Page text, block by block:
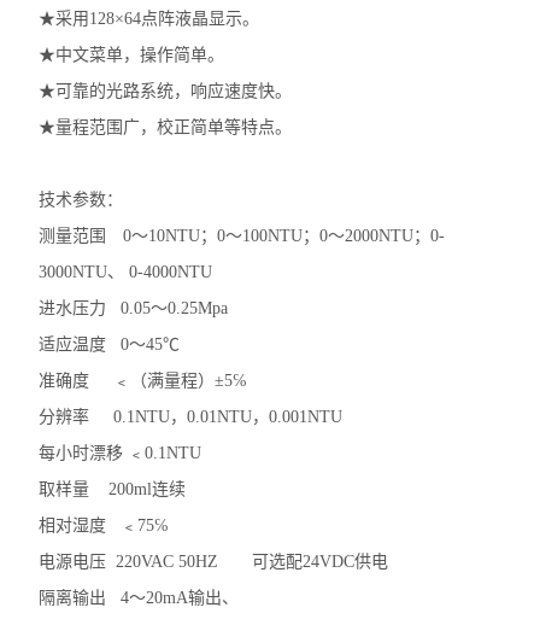
★采用128×64点阵液晶显示。
★中文菜单，操作简单。
★可靠的光路系统，响应速度快。
★量程范围广，校正简单等特点。
技术参数：
测量范围 0～10NTU；0～100NTU；0～2000NTU；0-
3000NTU、 0-4000NTU
进水压力 0.05～0.25Mpa
适应温度 0～45℃
准确度 ﹤（满量程）±5℅
分辨率 0.1NTU，0.01NTU，0.001NTU
每小时漂移 ﹤0.1NTU
取样量 200ml连续
相对湿度 ﹤75℅
电源电压 220VAC 50HZ 可选配24VDC供电
隔离输出 4～20mA输出、